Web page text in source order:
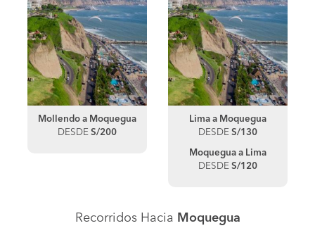
Mollendo a Moquegua
DESDE S/200
Lima a Moquegua
DESDE S/130
Moquegua a Lima
DESDE S/120
Recorridos Hacia Moquegua